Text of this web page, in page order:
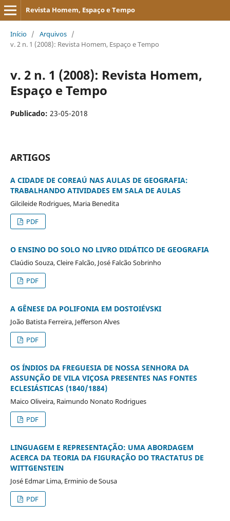
Revista Homem, Espaço e Tempo
Início / Arquivos /
v. 2 n. 1 (2008): Revista Homem, Espaço e Tempo
v. 2 n. 1 (2008): Revista Homem,
Espaço e Tempo
Publicado: 23-05-2018
ARTIGOS
A CIDADE DE COREAÚ NAS AULAS DE GEOGRAFIA:
TRABALHANDO ATIVIDADES EM SALA DE AULAS
Gilcileide Rodrigues, Maria Benedita
PDF
O ENSINO DO SOLO NO LIVRO DIDÁTICO DE GEOGRAFIA
Claúdio Souza, Cleire Falcão, José Falcão Sobrinho
PDF
A GÊNESE DA POLIFONIA EM DOSTOIÉVSKI
João Batista Ferreira, Jefferson Alves
PDF
OS ÍNDIOS DA FREGUESIA DE NOSSA SENHORA DA
ASSUNÇÃO DE VILA VIÇOSA PRESENTES NAS FONTES
ECLESIÁSTICAS (1840/1884)
Maico Oliveira, Raimundo Nonato Rodrigues
PDF
LINGUAGEM E REPRESENTAÇÃO: UMA ABORDAGEM
ACERCA DA TEORIA DA FIGURAÇÃO DO TRACTATUS DE
WITTGENSTEIN
José Edmar Lima, Erminio de Sousa
PDF